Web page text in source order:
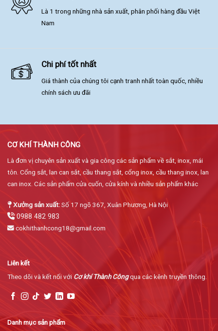
Là 1 trong những nhà sản xuất, phân phối hàng đầu Việt
Nam
Chi phí tốt nhất
Giá thành của chúng tôi cạnh tranh nhất toàn quốc, nhiều
chính sách ưu đãi
CƠ KHÍ THÀNH CÔNG
Là đơn vị chuyên sản xuất và gia công các sản phẩm về sắt, inox, mái
tôn. Cổng sắt, lan can sắt, cầu thang sắt, cổng inox, cầu thang inox, lan
can inox. Các sản phẩm cửa cuốn, cửa kính và nhiều sản phẩm khác
Xưởng sản xuất:Số 17 ngõ 367, Xuân Phương, Hà Nội
0988 482 983
cokhithanhcong18@gmail.com
Danh mục sản phẩm
Liên kết
Theo dõi và kết nối với Cơ khí Thành Côngqua các kênh truyền thông.